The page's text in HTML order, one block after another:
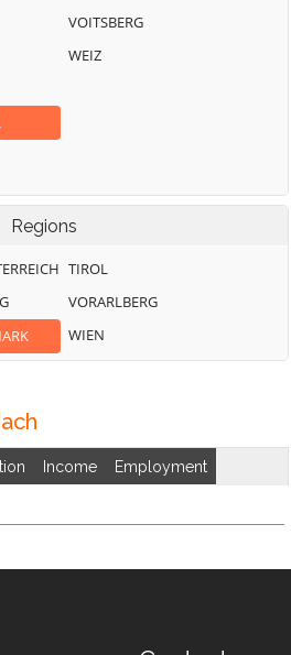
VOITSBERG
WEIZ
Regions
TIROL
VORARLBERG
WIEN
Income Employment